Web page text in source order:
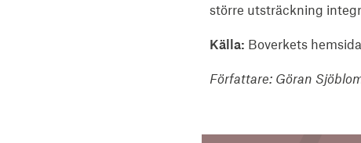
större utsträckning
Källa: Boverkets
Författare: Göran